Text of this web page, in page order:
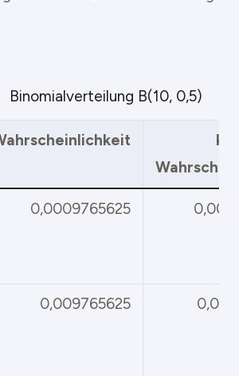
Binomialverteilung B(10, 0,5)
0,0009765625
0,009765625